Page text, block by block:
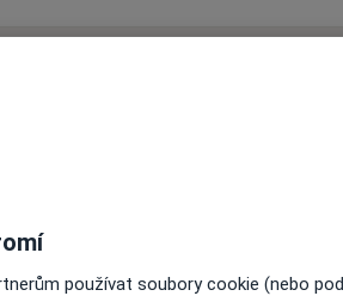
používat soubory cookie (nebo